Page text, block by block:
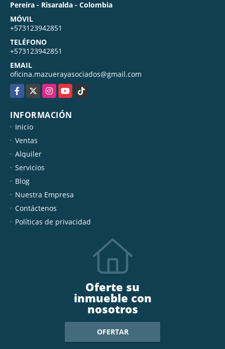
Pereira - Risaralda - Colombia
MÓVIL
+573123942851
TELÉFONO
+573123942851
EMAIL
oficina.mazuerayasociados@gmail.com
Facebook
X InstagramYouTubeTikTok
INFORMACIÓN
Inicio
Ventas
Alquiler
Servicios
Blog
Nuestra Empresa
Contáctenos
Políticas de privacidad
Oferte su
inmueble con
nosotros
OFERTAR